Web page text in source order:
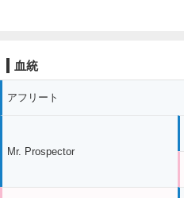
血統
アフリート
Mr. Prospector